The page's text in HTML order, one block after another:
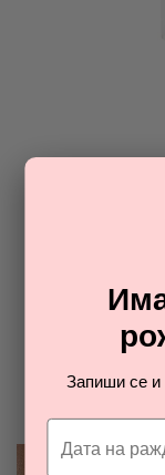
ОТ
Разгледайте
Запиши се и